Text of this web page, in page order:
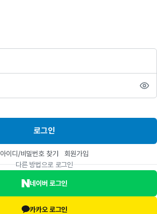
로그인
아이디/비밀번호 찾기
회원가입
다른 방법으로 로그인
네이버 로그인
카카오 로그인